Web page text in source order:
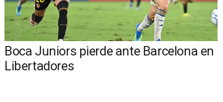
Boca Juniors pierde ante Barcelona en
Libertadores